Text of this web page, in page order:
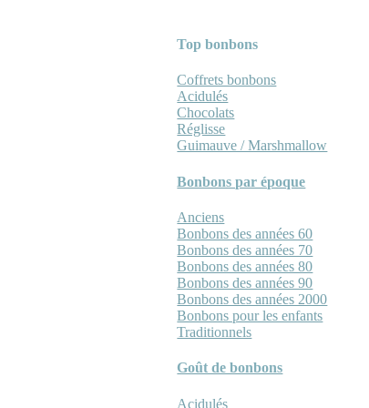
Top bonbons
Coffrets bonbons
Acidulés
Chocolats
Réglisse
Guimauve / Marshmallow
Bonbons par époque
Anciens
Bonbons des années 60
Bonbons des années 70
Bonbons des années 80
Bonbons des années 90
Bonbons des années 2000
Bonbons pour les enfants
Traditionnels
Goût de bonbons
Acidulés